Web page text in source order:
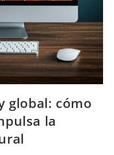
global: cómo
la